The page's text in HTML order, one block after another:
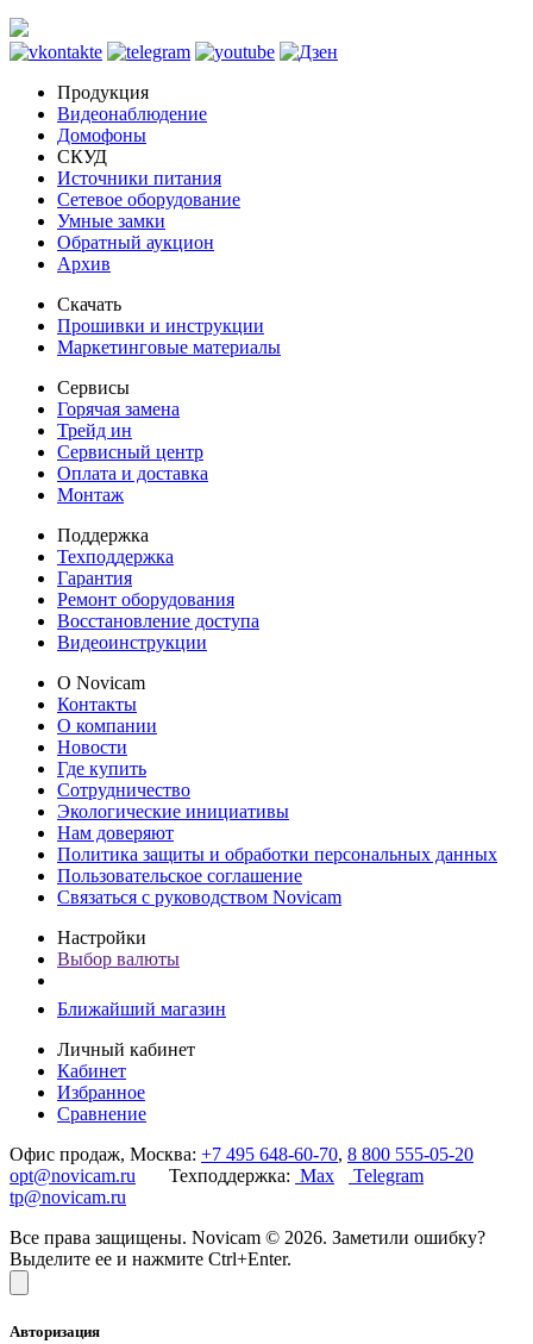
Продукция
Видеонаблюдение
Домофоны
СКУД
Источники питания
Сетевое оборудование
Умные замки
Обратный аукцион
Архив
Скачать
Прошивки и инструкции
Маркетинговые материалы
Сервисы
Горячая замена
Трейд ин
Сервисный центр
Оплата и доставка
Монтаж
Поддержка
Техподдержка
Гарантия
Ремонт оборудования
Восстановление доступа
Видеоинструкции
О Novicam
Контакты
О компании
Новости
Где купить
Сотрудничество
Экологические инициативы
Нам доверяют
Политика защиты и обработки персональных данных
Пользовательское соглашение
Связаться с руководством Novicam
Настройки
Выбор валюты
Ближайший магазин
Личный кабинет
Кабинет
Избранное
Сравнение
Офис продаж, Москва: +7 495 648-60-70, 8 800 555-05-20
opt@novicam.ru Техподдержка: Max
Telegram
tp@novicam.ru
Все права защищены. Novicam © 2026. Заметили ошибку?
Выделите ее и нажмите Ctrl+Enter.
Авторизация